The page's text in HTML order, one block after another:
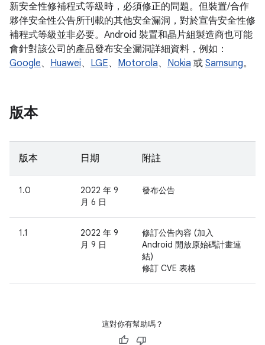
新安全性修補程式等級時，必須修正的問題。但裝置/合作
夥伴安全性公告所刊載的其他安全漏洞，對於宣告安全性修
補程式等級並非必要。Android 裝置和晶片組製造商也可能
會針對該公司的產品發布安全漏洞詳細資料，例如：
Google、 Huawei、 LGE、 Motorola、 Nokia 或 Samsung。
版本
版本 日期 附註
1.0
2022 年 9
月 6 日
發布公告
1.1
2022 年 9
月 9 日
修訂公告內容 (加入
Android 開放原始碼計畫連
結)
修訂 CVE 表格
這對你有幫助嗎？